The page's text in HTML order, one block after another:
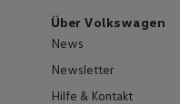
Über Volkswagen
News
Newsletter
Hilfe & Kontakt